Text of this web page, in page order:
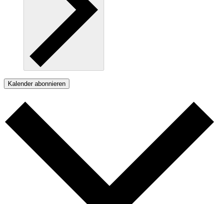
Kalender abonnieren